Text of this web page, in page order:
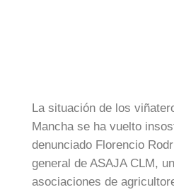
La situación de los
Mancha se ha vuelto
denunciado Florencio
general de ASAJA CLM,
asociaciones de